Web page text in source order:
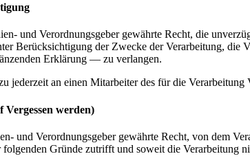
und Verordnungsgeber gewährte Recht, die
Berücksichtigung der Zwecke der Verarbeitung, die
Erklärung — zu verlangen.
jederzeit an einen Mitarbeiter des für die
werden)
und Verordnungsgeber gewährte Recht, von dem
Gründe zutrifft und soweit die Verarbeitung